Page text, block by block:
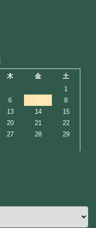
木 金
土
1
6 7
8
13 14
15
20 21
22
27 28
29